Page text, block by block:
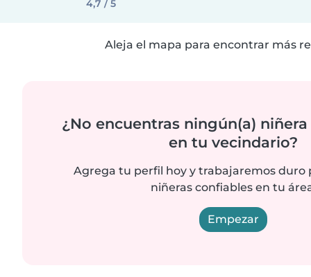
4,7 / 5
Aleja el mapa para encontrar más
¿No encuentras ningún(a)
en tu vecindario?
Agrega tu perfil hoy y trabajaremos duro
niñeras confiables en tu
Empezar